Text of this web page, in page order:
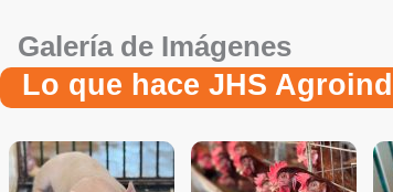
Galería de Imágenes
Lo que hace JHS